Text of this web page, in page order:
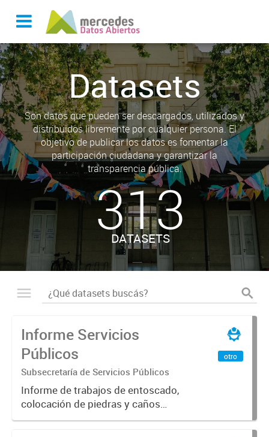
Datasets
Son datos que pueden ser descargados, utilizados y
distribuidos libremente por cualquier persona. El
objetivo de publicar los datos es fomentar la
participación ciudadana y garantizar la
transparencia pública.
313
DATASETS
Informe Servicios
Públicos
Subsecretaría de Servicios Públicos
Informe de trabajos de entoscado,
colocación de piedras y caños
(zanjeo - cruce de calles) Informe
otro